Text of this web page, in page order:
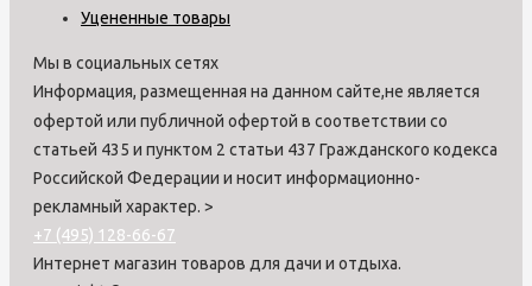
Уцененные товары
Мы в социальных сетях
Информация, размещенная на данном сайте,не является
офертой или публичной офертой в соответствии со
статьей 435 и пунктом 2 статьи 437 Гражданского кодекса
Российской Федерации и носит информационно-
рекламный характер. >
+7 (495) 128-66-67
Интернет магазин товаров для дачи и отдыха.